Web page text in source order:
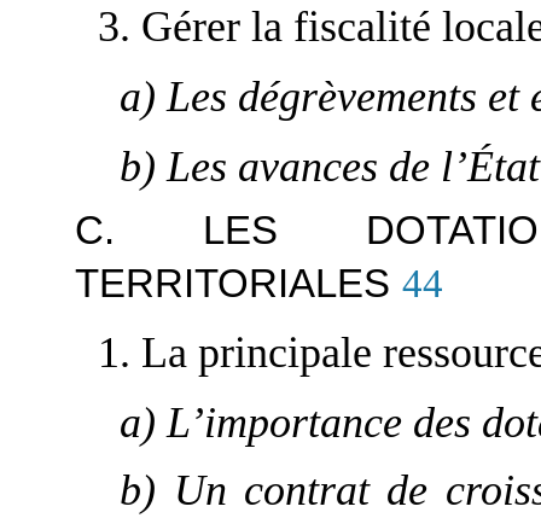
3. Gérer la fiscalité
a) Les dégrèvements
b) Les avances de
C. LES
TERRITORIALES 44
1. La principale
a) L’importance des
b) Un contrat de